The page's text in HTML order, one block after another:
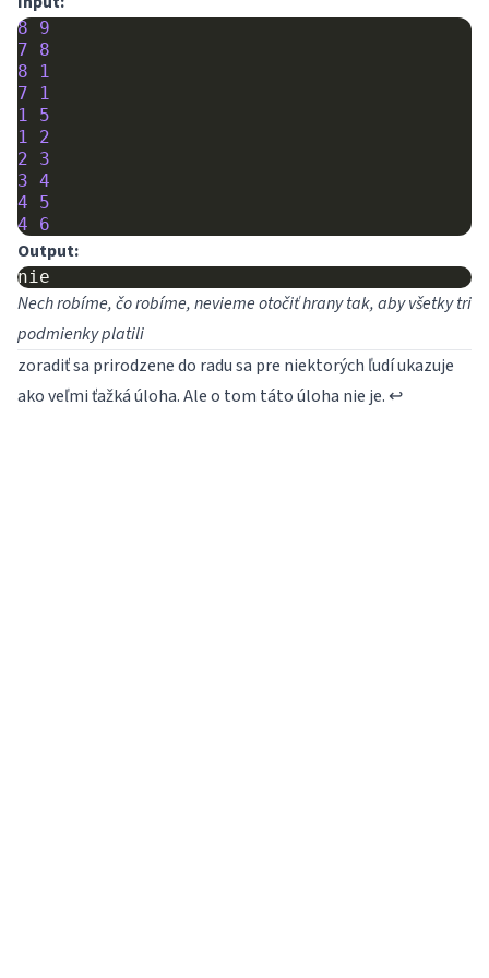
8
9
7
8
8
1
7
1
1
5
1
2
2
3
3 4
4
5
4
6
Output:
Nech robíme, čo robíme, nevieme otočiť hrany tak, aby všetky tri
podmienky platili
zoradiť sa prirodzene do radu sa pre niektorých ľudí ukazuje
ako veľmi ťažká úloha. Ale o tom táto úloha nie je. ↩